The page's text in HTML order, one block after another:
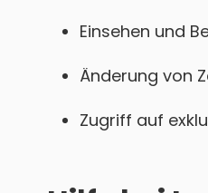
Einsehen und
Änderung von
Zugriff auf